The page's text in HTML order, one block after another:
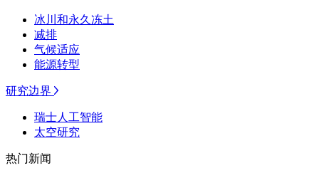
冰川和永久冻土
减排
气候适应
能源转型
研究边界
瑞士人工智能
太空研究
热门新闻